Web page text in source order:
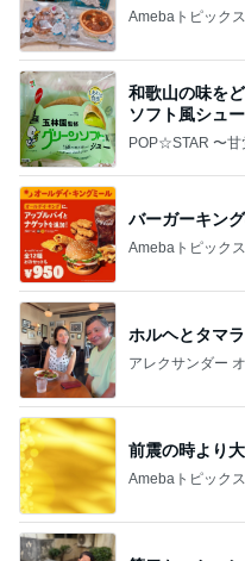
Amebaトピックス
和歌山の味を
ソフト風シュー
POP☆STAR 〜
バーガーキン
Amebaトピックス
ホルヘとタマ
アレクサンダー
前震の時より
Amebaトピックス